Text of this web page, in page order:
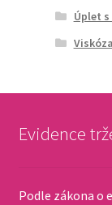
Úplet
Viskóza
Evidence
Podle zákona o